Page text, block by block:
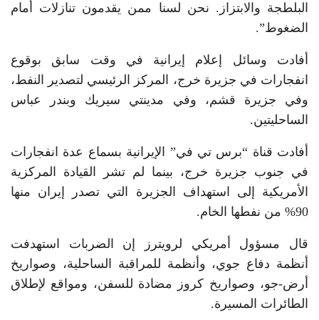
البلطجة والابتزاز. نحن لسنا ممن يقدمون تنازلات أمام
الضغوط”.
أفادت وسائل إعلام إيرانية في وقت سابق بوقوع
انفجارات في جزيرة خرج، المركز الرئيسي لتصدير النفط،
وفي جزيرة قشم، وفي مدينتي سيريك وبندر عباس
الساحليتين.
أفادت قناة “برس تي في” الإيرانية بسماع عدة انفجارات
في جنوب جزيرة خرج، بينما لم تشر القيادة المركزية
الأمريكية إلى استهداف الجزيرة التي تصدر إيران منها
90% من نفطها الخام.
قال مسؤول أمريكي لرويترز إن الضربات استهدفت
أنظمة دفاع جوي، وأنظمة للمراقبة الساحلية، وصواريخ
أرض-جو، وصواريخ كروز مضادة للسفن، ومواقع لإطلاق
الطائرات المسيرة.